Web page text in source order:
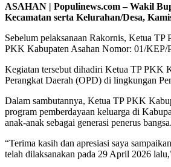
ASAHAN | Populinews.com – Wakil
Kecamatan serta Kelurahan/Desa,
Sebelum pelaksanaan Rakornis, Ketua
PKK Kabupaten Asahan Nomor: 01/KEP/
Kegiatan tersebut dihadiri Ketua TP PKK
Perangkat Daerah (OPD) di lingkungan
Dalam sambutannya, Ketua TP PKK
program pemberdayaan keluarga di
anak-anak sebagai generasi penerus bangsa.
“Terima kasih dan apresiasi saya
telah dilaksanakan pada 29 April 2026